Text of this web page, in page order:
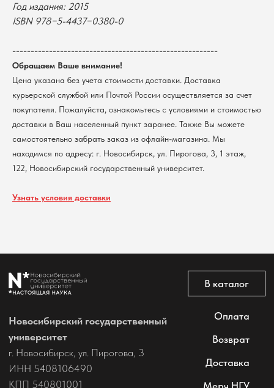
Год издания: 2015
ISBN 978−5-4437−0380-0
--------------------------------------------------------
Обращаем Ваше внимание!
Цена указана без учета стоимости доставки. Доставка
курьерской службой или Почтой России осуществляется за счет
покупателя. Пожалуйста, ознакомьтесь с условиями и стоимостью
доставки в Ваш населенный пункт заранее. Также Вы можете
самостоятельно забрать заказ из офлайн-магазина. Мы
находимся по адресу: г. Новосибирск, ул. Пирогова, 3, 1 этаж,
122, Новосибирский государственный университет.
Узнать условия доставки
Все права защищены
Политика обработки персональных данных
Согласие на обработку персональных данных
пользователей сайта
Новосибирский государственный
г. Новосибирск, ул. Пирогова, 3
ИНН 5408106490
КПП 540801001